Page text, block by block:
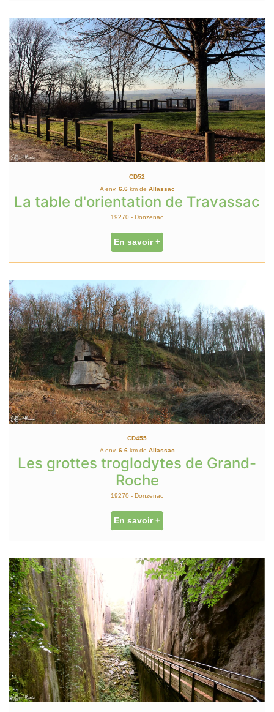
CD52
A env. 6.6km de Allassac
La table d'orientation de Travassac
19270 - Donzenac
En savoir +
CD455
A env. 6.6km de Allassac
Les grottes troglodytes de Grand-
Roche
19270 - Donzenac
En savoir +